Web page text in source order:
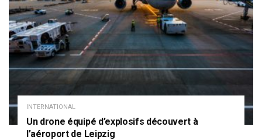
INTERNATIONAL
Un drone équipé d’explosifs découvert à
l’aéroport de Leipzig